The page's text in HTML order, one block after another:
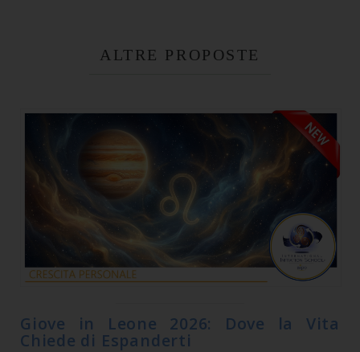
ALTRE PROPOSTE
Giove in Leone 2026: Dove la Vita
Chiede di Espanderti